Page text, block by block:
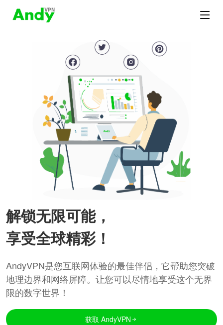
解锁无限可能，
享受全球精彩！
AndyVPN是您互联网体验的最佳伴侣，它帮助您突破
地理边界和网络屏障。让您可以尽情地享受这个无界
限的数字世界！
获取 AndyVPN